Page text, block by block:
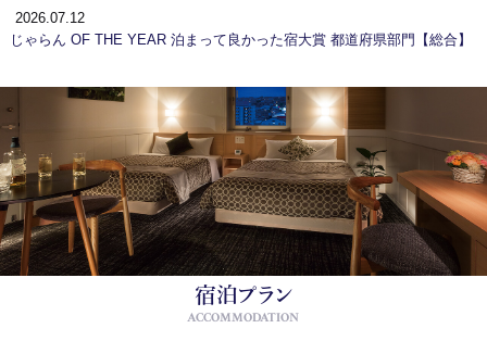
2026.07.12
じゃらん OF THE YEAR 泊まって良かった宿大賞 都道府県部門【総合】
2026.07.10
東京へ買い物に行ってきました！
2026.07.01
名古屋・鶴舞公園で初めての献血体験
2026.06.21
サッカーワールドカップ2026 開幕
2026.06.14
国宝
宿泊プラン
ACCOMMODATION